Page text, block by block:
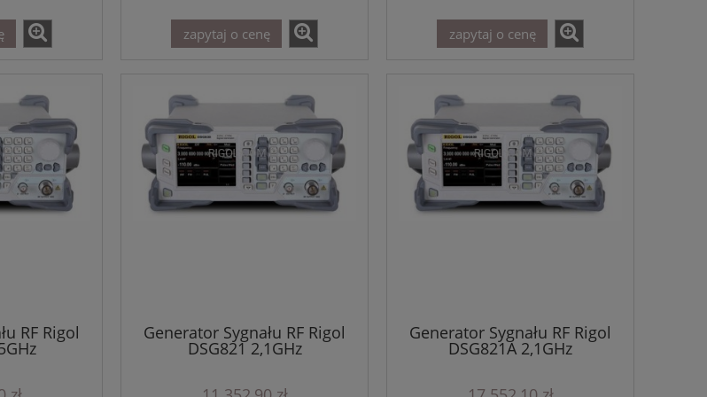
zapytaj o cenę zapytaj o cenę
RF Rigol Generator Sygnału RF Rigol
DSG821 2,1GHz
Generator Sygnału RF Rigol
DSG821A 2,1GHz